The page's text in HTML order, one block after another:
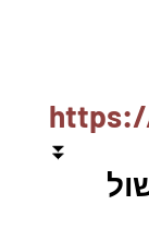
⏬